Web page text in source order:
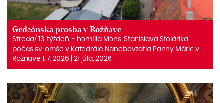
Gedeónska prosba v Rožňave
Streda/ 13. týždeň. ‒ homília Mons. Stanislava Stolárika
počas sv. omše v Katedrále Nanebovzatia Panny Márie v
Rožňave 1. 7. 2026 | 21 júla, 2026